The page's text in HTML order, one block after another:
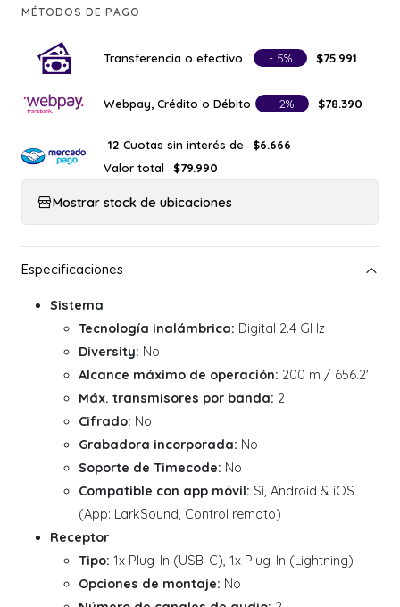
MÉTODOS DE PAGO
Transferencia o efectivo - 5% $75.991
Webpay, Crédito o Débito - 2% $78.390
12 Cuotas sin interés de
$6.666
Valor total
$79.990
Mostrar stock de ubicaciones
Sistema
Tecnología inalámbrica: Digital 2.4 GHz
Diversity: No
Alcance máximo de operación: 200 m / 656.2'
Máx. transmisores por banda: 2
Cifrado: No
Grabadora incorporada: No
Soporte de Timecode: No
Compatible con app móvil: Sí, Android & iOS
(App: LarkSound, Control remoto)
Receptor
Tipo: 1x Plug-In (USB-C), 1x Plug-In (Lightning)
Opciones de montaje: No